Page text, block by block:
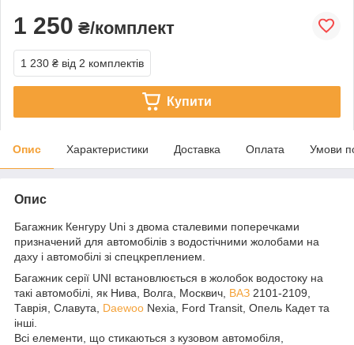
1 250 ₴/комплект
1 230 ₴ від 2 комплектів
Купити
Опис Характеристики Доставка Оплата Умови
Опис
Багажник Кенгуру Uni з двома сталевими поперечками
призначений для автомобілів з водостічними жолобами на
даху і автомобілі зі спецкреплением.
Багажник серії UNI встановлюється в жолобок водостоку на
такі автомобілі, як Нива, Волга, Москвич, ВАЗ 2101-2109,
Таврія, Славута, Daewoo Nexia, Ford Transit, Опель Кадет та
інші.
Всі елементи, що стикаються з кузовом автомобіля,